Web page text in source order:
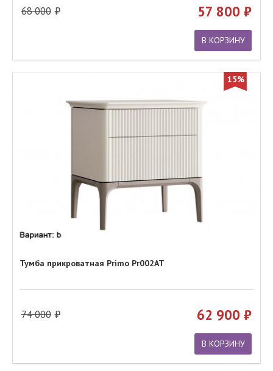
68 000 57 800
В КОРЗИНУ
15%
Тумба прикроватная Primo Pr002AT
74 000 62 900
В КОРЗИНУ